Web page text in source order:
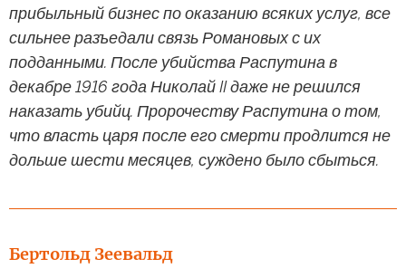
прибыльный бизнес по оказанию всяких услуг, все
сильнее разъедали связь Романовых с их
подданными. После убийства Распутина в
декабре 1916 года Николай II даже не решился
наказать убийц. Пророчеству Распутина о том,
что власть царя после его смерти продлится не
дольше шести месяцев, суждено было сбыться.
Бертольд Зеевальд